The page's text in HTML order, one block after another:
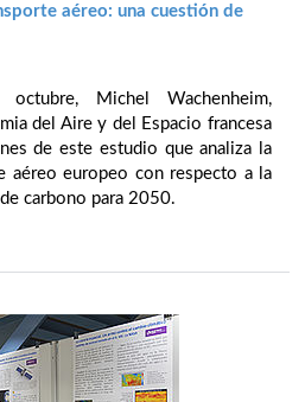
aéreo: una cuestión de
Michel Wachenheim,
del Aire y del Espacio francesa
de este estudio que analiza la
aéreo europeo con respecto a la
carbono para 2050.